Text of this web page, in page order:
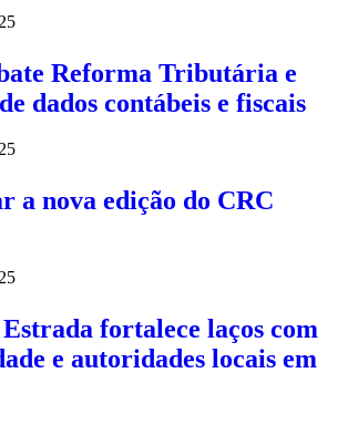
Reforma Tributária e
dados contábeis e fiscais
a nova edição do CRC
fortalece laços com
e autoridades locais em